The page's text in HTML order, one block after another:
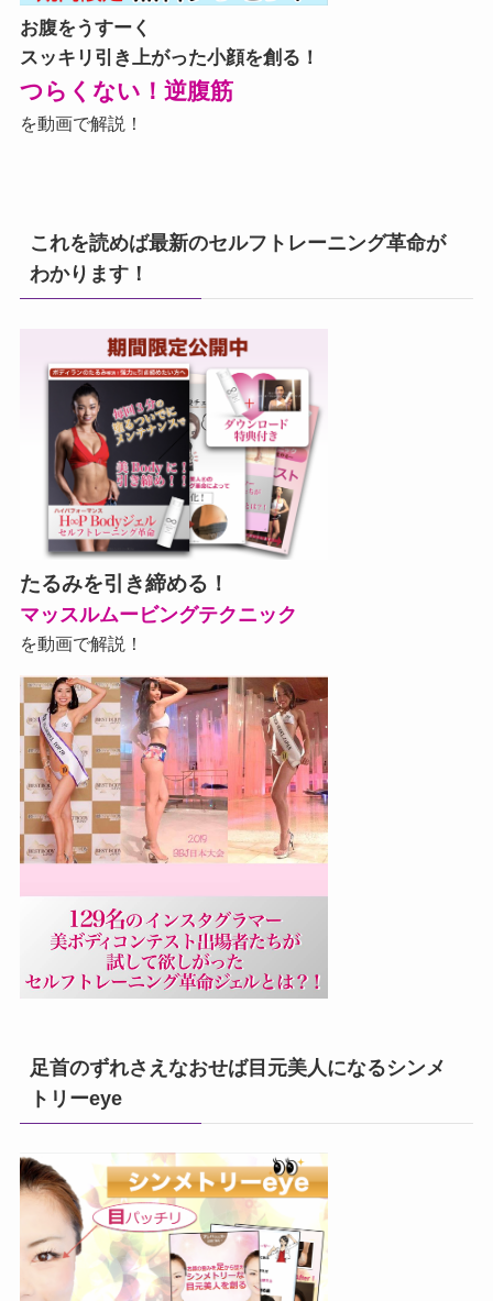
お腹をうすーく
スッキリ引き上がった小顔を創る！
つらくない！逆腹筋
を動画で解説！
これを読めば最新のセルフトレーニング革命が
わかります！
たるみを引き締める！
マッスルムービングテクニック
を動画で解説！
足首のずれさえなおせば目元美人になるシンメ
トリーeye